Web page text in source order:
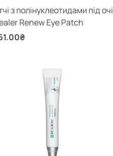
з полінуклеотидами під очі
Renew Eye Patch